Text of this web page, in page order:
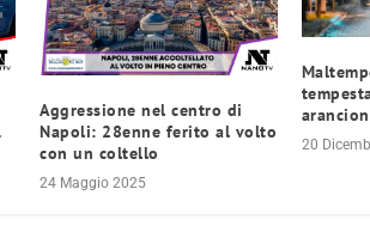
Aggressione nel centro di
Napoli: 28enne ferito al volto
con un coltello
24 Maggio 2025
20